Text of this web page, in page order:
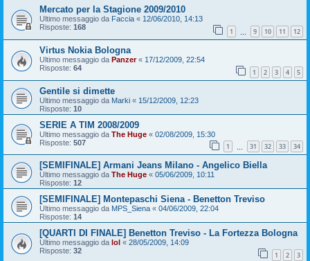
Mercato per la Stagione 2009/2010
Ultimo messaggio da Faccia « 12/06/2010, 14:13
Risposte: 168 1 9 10 11 12
Virtus Nokia Bologna
Ultimo messaggio da Panzer« 17/12/2009, 22:54
Risposte: 64 1 2 3 4 5
Gentile si dimette
Ultimo messaggio da Marki « 15/12/2009, 12:23
Risposte: 10
SERIE A TIM 2008/2009
Ultimo messaggio da The Huge « 02/08/2009, 15:30
Risposte: 507 1 31 32 33 34
[SEMIFINALE] Armani Jeans Milano - Angelico Biella
Ultimo messaggio da The Huge « 05/06/2009, 10:11
Risposte: 12
[SEMIFINALE] Montepaschi Siena - Benetton Treviso
Ultimo messaggio da MPS_Siena « 04/06/2009, 22:04
Risposte: 14
[QUARTI DI FINALE] Benetton Treviso - La Fortezza Bologna
Ultimo messaggio da lol « 28/05/2009, 14:09
Risposte: 32 1 2 3